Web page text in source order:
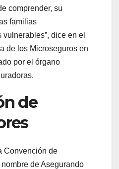
comprender, su
familias
dice en el
de los Microseguros en
por el órgano
de
Convención de
de Asegurando